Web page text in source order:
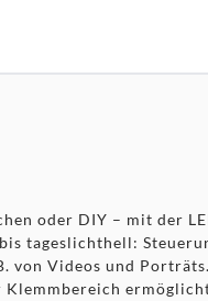
Klemmbereich ermöglicht,
sich dank Stativ-
oder DIY – mit der
tageslichthell:
von Videos und